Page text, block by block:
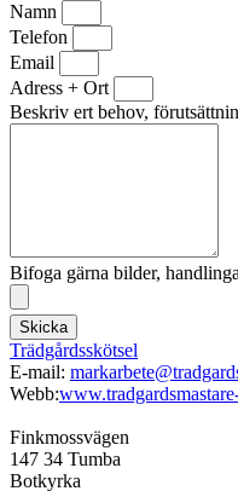
Namn
Telefon
Email
Adress + Ort
Beskriv ert behov,
Bifoga gärna bilder,
Skicka
Trädgårdsskötsel
E-mail:
Webb:
Finkmossvägen
147 34 Tumba
Botkyrka